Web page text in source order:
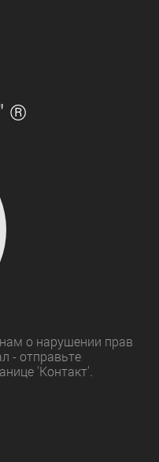
®
о нарушении прав
- отправьте
'Контакт'.